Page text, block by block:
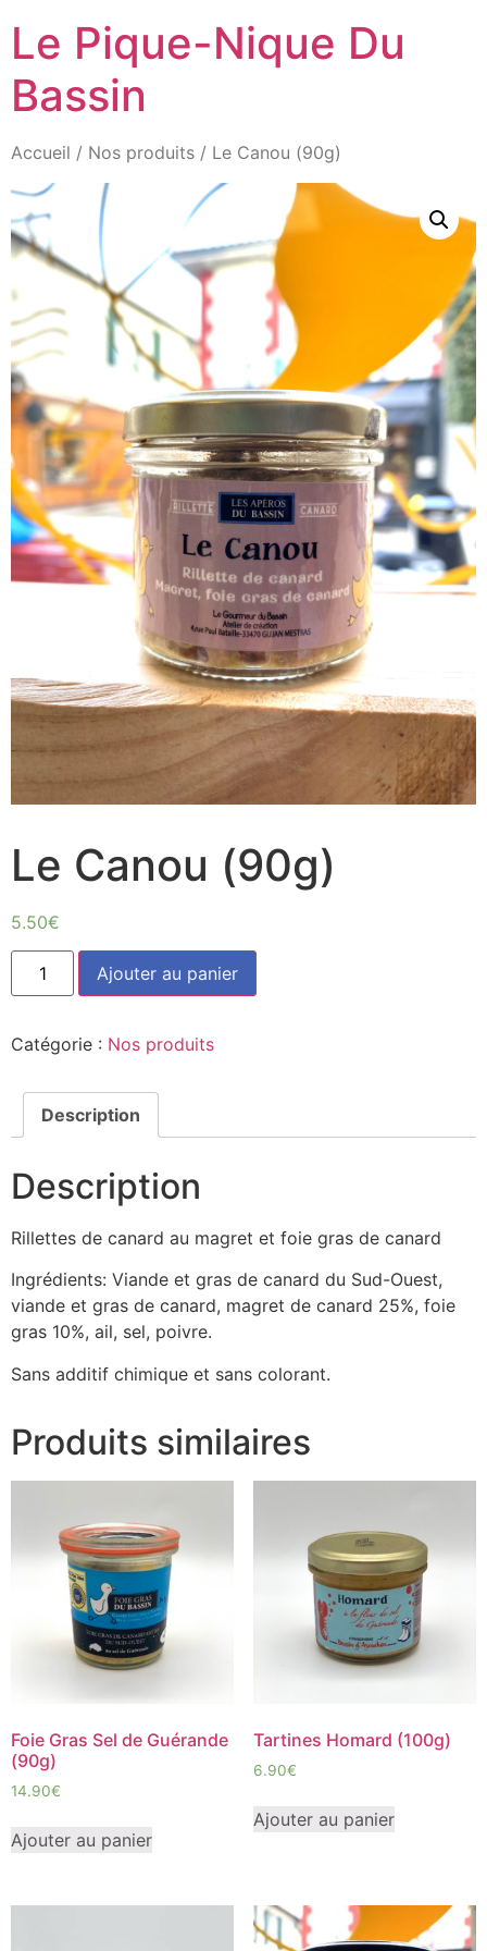
contenu
Le Pique-Nique Du
Bassin
Accueil / Nos produits / Le Canou (90g)
Le Canou (90g)
5.50€
quantité
Le
Ajouter au panier
Catégorie : Nos produits
Description
Description
Rillettes de canard au magret et foie gras de canard
Ingrédients: Viande et gras de canard du Sud-Ouest,
viande et gras de canard, magret de canard 25%, foie
gras 10%, ail, sel, poivre.
Sans additif chimique et sans colorant.
Produits similaires
Foie Gras Sel de Guérande
(90g)
14.90€
Ajouter au panier
Tartines Homard (100g)
6.90€
Ajouter au panier